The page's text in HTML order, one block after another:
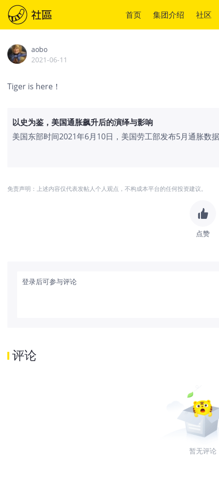
首页 集团介绍 社区
aobo
2021-06-11
Tiger is here！
以史为鉴，美国通胀飙升后的演绎与影响
美国东部时间2021年6月10日，美国劳工部发布5月通胀数
次通胀飙升的主要原因在于疫情下的基数效应和供给短缺
有重要影响。
免责声明：上述内容仅代表发帖人个人观点，不构成本平台的任何投资建议。
点赞
登录后可参与评论
评论
暂无评论